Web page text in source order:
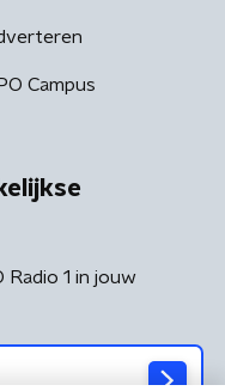
Campus
1 in jouw